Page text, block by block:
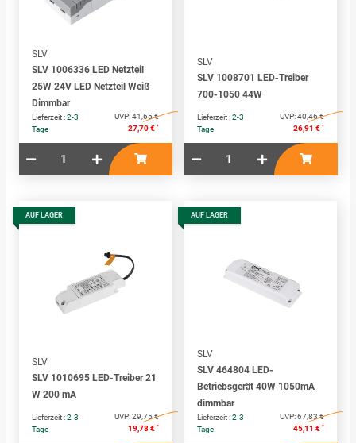
SLV
SLV 1006336 LED Netzteil
25W 24V LED Netzteil Weiß
Dimmbar
Lieferzeit :2-3
Tage
UVP:41,65 €
27,70 € *
SLV
SLV 1008701 LED-Treiber
700-1050 44W
Lieferzeit :2-3
Tage
UVP:40,46 €
26,91 € *
AUF LAGER
SLV
SLV 1010695 LED-Treiber 21
W 200 mA
Lieferzeit :2-3
Tage
UVP:29,75 €
19,78 € *
AUF LAGER
SLV
SLV 464804 LED-
Betriebsgerät 40W 1050mA
dimmbar
Lieferzeit :2-3
Tage
UVP:67,83 €
45,11 € *